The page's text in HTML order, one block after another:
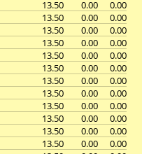
13.50 0.00
0.00
13.50 0.00
0.00
13.50 0.00
0.00
13.50 0.00
0.00
13.50 0.00
0.00
13.50 0.00
0.00
13.50 0.00
0.00
13.50 0.00
0.00
13.50 0.00
0.00
13.50 0.00
0.00
13.50 0.00
0.00
13.50 0.00
0.00